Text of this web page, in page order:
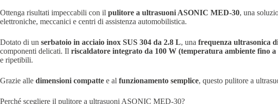
Ottenga risultati impeccabili con il pulitore a ultrasuoni ASONIC MED-30, una
elettroniche, meccanici e centri di assistenza automobilistica.
Dotato di un serbatoio in acciaio inox SUS 304 da 2.8 L, una frequenza ultrasonica
componenti delicati. Il riscaldatore integrato da 100 W (temperatura ambiente fino a
e ripetibili.
Grazie alle dimensioni compatte e al funzionamento semplice, questo pulitore a
Perché scegliere il pulitore a ultrasuoni ASONIC MED-30?